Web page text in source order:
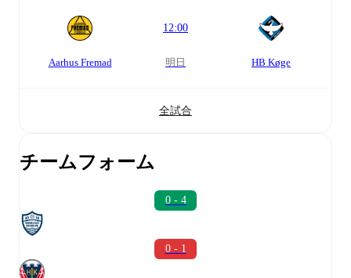
Aarhus Fremad
12:00
明日 HB Køge
全試合
チームフォーム
0 - 4
0 - 1